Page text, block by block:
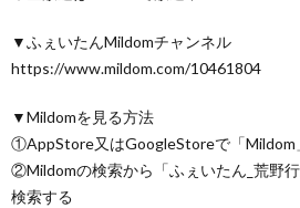
▼ふぇいたんMildomチャンネル
https://www.mildom.com/10461804
▼Mildomを見る方法
①AppStore又はGoogleStoreで「Mildom
②Mildomの検索から「ふぇいたん_荒野
検索する